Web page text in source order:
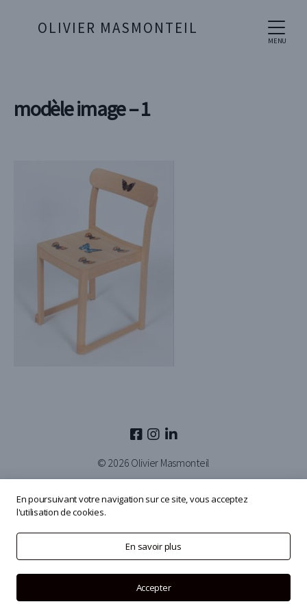
MENU
OLIVIER MASMONTEIL
modèle image – 1
© 2026 Olivier Masmonteil
En poursuivant votre navigation sur ce site, vous acceptez
l'utilisation de cookies.
En savoir plus
Accepter